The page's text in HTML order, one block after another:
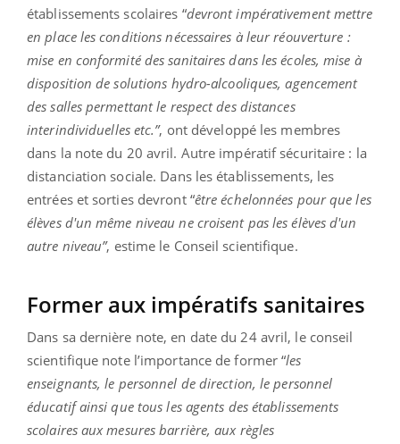
établissements scolaires “devront impérativement mettre
en place les conditions nécessaires à leur réouverture :
mise en conformité des sanitaires dans les écoles, mise à
disposition de solutions hydro-alcooliques, agencement
des salles permettant le respect des distances
interindividuelles etc.”, ont développé les membres
dans la note du 20 avril. Autre impératif sécuritaire : la
distanciation sociale. Dans les établissements, les
entrées et sorties devront “être échelonnées pour que les
élèves d'un même niveau ne croisent pas les élèves d'un
autre niveau”, estime le Conseil scientifique.
Former aux impératifs sanitaires
Dans sa dernière note, en date du 24 avril, le conseil
scientifique note l’importance de former “les
enseignants, le personnel de direction, le personnel
éducatif ainsi que tous les agents des établissements
scolaires aux mesures barrière, aux règles